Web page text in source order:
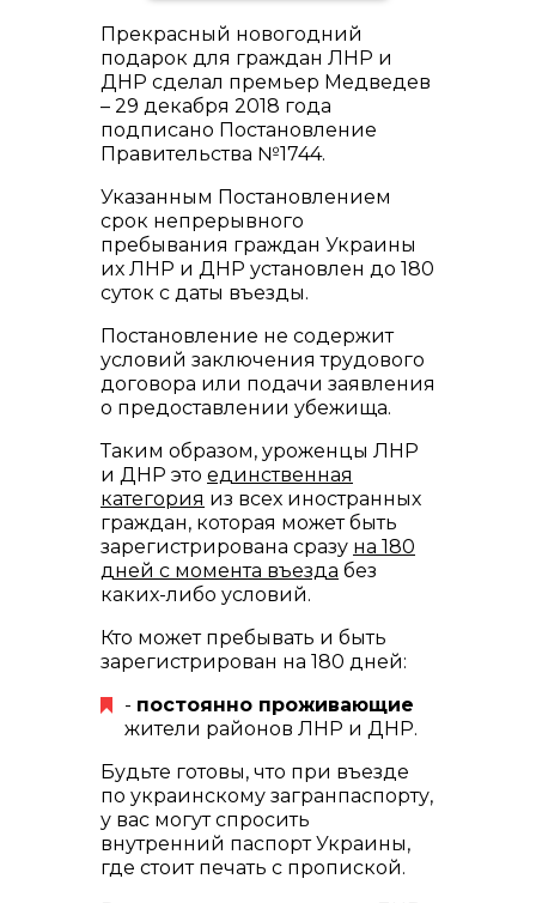
Прекрасный новогодний
подарок для граждан ЛНР и
ДНР сделал премьер Медведев
– 29 декабря 2018 года
подписано Постановление
Правительства №1744.
Указанным Постановлением
срок непрерывного
пребывания граждан Украины
их ЛНР и ДНР установлен до 180
суток с даты въезды.
Постановление не содержит
условий заключения трудового
договора или подачи заявления
о предоставлении убежища.
Таким образом, уроженцы ЛНР
и ДНР это единственная
категория из всех иностранных
граждан, которая может быть
зарегистрирована сразу на 180
дней с момента въезда без
каких-либо условий.
Кто может пребывать и быть
зарегистрирован на 180 дней:
- постоянно проживающие
жители районов ЛНР и ДНР.
Будьте готовы, что при въезде
по украинскому загранпаспорту,
у вас могут спросить
внутренний паспорт Украины,
где стоит печать с пропиской.